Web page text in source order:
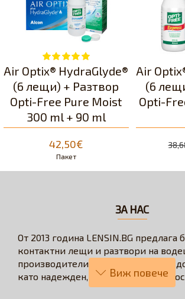
Air Optix® HydraGlyde®
(6 лещи) + Разтвор
Opti-Free Pure Moist
300 ml + 90 ml
42,50€
Пакет
Air
(6
Opti-
ЗА НАС
От 2013 година LENSIN.BG предлага
контактни лещи и разтвори на
производители. През годините се
като надежден, бърз и коректен